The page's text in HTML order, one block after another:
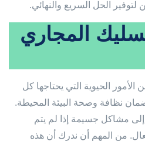
الحل السريع والنهائي.
المجاري
الحيوية التي يحتاجها كل
نظافة وصحة البيئة المحيطة.
مشاكل جسيمة إذا لم يتم
من المهم أن ندرك أن هذه